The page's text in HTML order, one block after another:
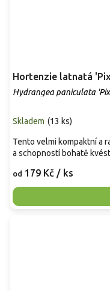
Hortenzie latnatá
Hydrangea paniculata
Skladem (13 ks)
od 179 Kč / ks
Tento velmi kompaktní a
a schopností bohatě kvést